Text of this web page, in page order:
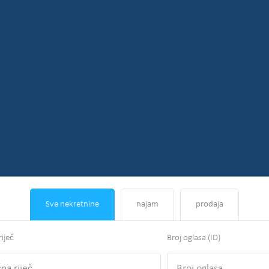
Sve nekretnine najam prodaja
Broj oglasa (ID)